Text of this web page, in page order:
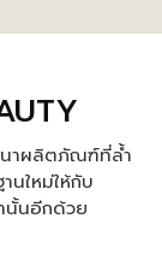
นาผลิตภัณฑ์ที่ล้ำ
นใหม่ให้กับ
นั้นอีกด้วย